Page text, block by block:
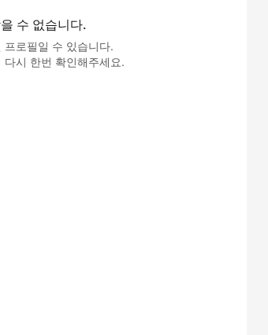
수 없습니다.
프로필일 수 있습니다.
다시 한번 확인해주세요.